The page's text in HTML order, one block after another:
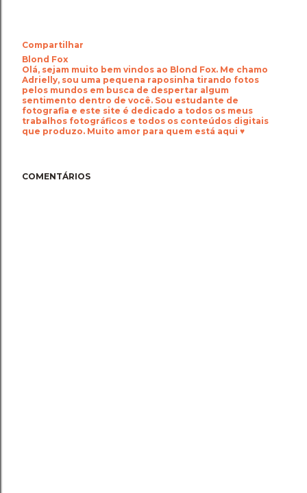
Compartilhar
Blond Fox
Olá, sejam muito bem vindos ao Blond Fox. Me chamo
Adrielly, sou uma pequena raposinha tirando fotos
pelos mundos em busca de despertar algum
sentimento dentro de você. Sou estudante de
fotografia e este site é dedicado a todos os meus
trabalhos fotográficos e todos os conteúdos digitais
que produzo. Muito amor para quem está aqui ♥
COMENTÁRIOS